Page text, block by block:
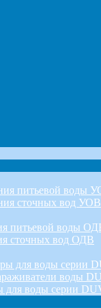
питьевой воды
сточных вод УОВ
питьевой воды
сточных вод ОДВ
для воды серии
воды
для воды серии